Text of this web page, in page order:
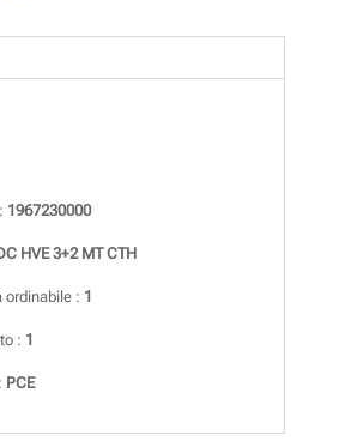
1967230000
HVE 3+2 MT CTH
ordinabile : 1
: 1
PCE